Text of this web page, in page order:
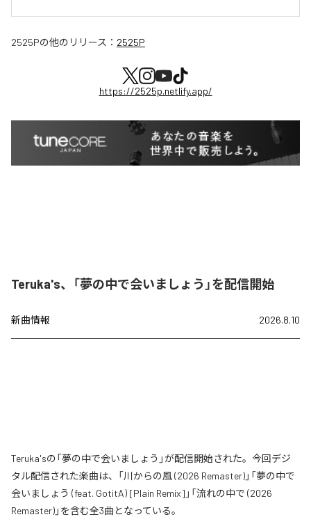
2525Pの他のリリース： 2525P
https://2525p.netlify.app/
Teruka's、「夢の中で会いましょう」を配信開始
新曲情報 2026.8.10
Teruka'sの「夢の中で会いましょう」が配信開始された。今回デジ
タル配信された楽曲は、「川からの風 (2026 Remaster)」「夢の中で
会いましょう (feat. GotitA) [Plain Remix]」「流れの中で (2026
Remaster)」を含む全3曲となっている。